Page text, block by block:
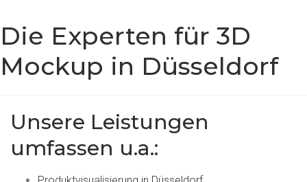
Die Experten für 3D
Mockup in Düsseldorf
Unsere Leistungen
umfassen u.a.: